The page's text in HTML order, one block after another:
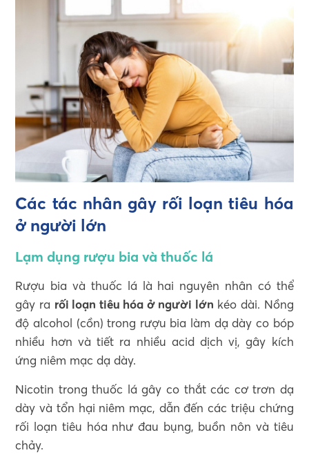
Các tác nhân gây rối loạn tiêu hóa
ở người lớn
Lạm dụng rượu bia và thuốc lá
Rượu bia và thuốc lá là hai nguyên nhân có thể
gây ra rối loạn tiêu hóa ở người lớn kéo dài. Nồng
độ alcohol (cồn) trong rượu bia làm dạ dày co bóp
nhiều hơn và tiết ra nhiều acid dịch vị, gây kích
ứng niêm mạc dạ dày.
Nicotin trong thuốc lá gây co thắt các cơ trơn dạ
dày và tổn hại niêm mạc, dẫn đến các triệu chứng
rối loạn tiêu hóa như đau bụng, buồn nôn và tiêu
chảy.